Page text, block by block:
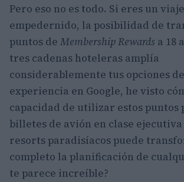
Pero eso no es todo. Si eres un
empedernido, la posibilidad de
puntos de Membership Rewards a 18
tres cadenas hoteleras amplía
considerablemente tus opciones
experiencia en Google, he visto
capacidad de utilizar estos puntos
billetes de avión en clase ejecutiva
resorts paradisíacos puede
completo la planificación de
te parece increíble?